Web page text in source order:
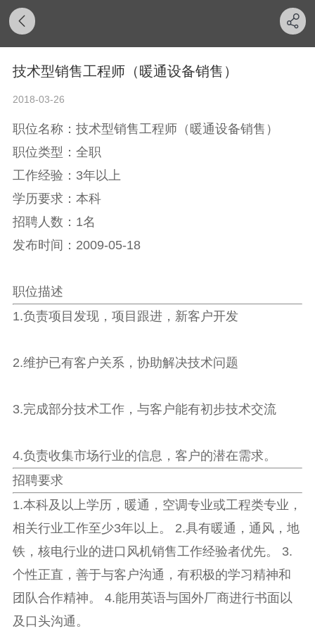
技术型销售工程师（暖通设备销售）
2018-03-26
职位名称：技术型销售工程师（暖通设备销售）
职位类型：全职
工作经验：3年以上
学历要求：本科
招聘人数：1名
发布时间：2009-05-18
职位描述
1.负责项目发现，项目跟进，新客户开发
2.维护已有客户关系，协助解决技术问题
3.完成部分技术工作，与客户能有初步技术交流
4.负责收集市场行业的信息，客户的潜在需求。
招聘要求
1.本科及以上学历，暖通，空调专业或工程类专业，
相关行业工作至少3年以上。 2.具有暖通，通风，地
铁，核电行业的进口风机销售工作经验者优先。 3.
个性正直，善于与客户沟通，有积极的学习精神和
团队合作精神。 4.能用英语与国外厂商进行书面以
及口头沟通。